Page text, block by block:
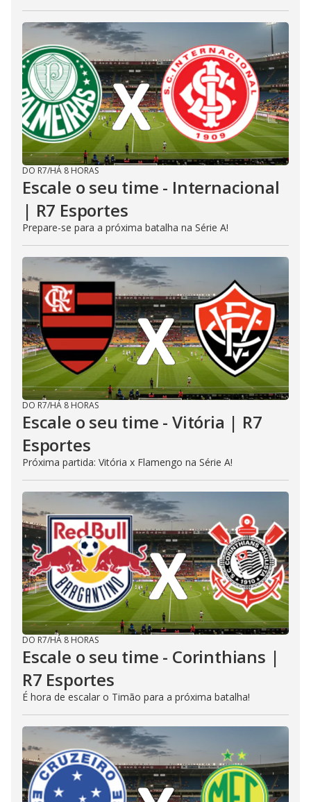
DO R7/HÁ 8 HORAS
Escale o seu time - Internacional
| R7 Esportes
Prepare-se para a próxima batalha na Série A!
DO R7/HÁ 8 HORAS
Escale o seu time - Vitória | R7
Esportes
Próxima partida: Vitória x Flamengo na Série A!
DO R7/HÁ 8 HORAS
Escale o seu time - Corinthians |
R7 Esportes
É hora de escalar o Timão para a próxima batalha!